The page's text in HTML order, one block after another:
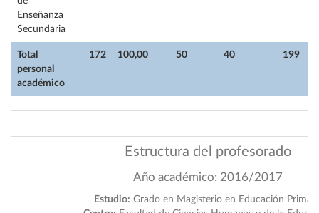
Total
personal
académico
172 100,00 50 40 199
Enseñanza
Secundaria
Estructura del profesorado
Año académico: 2016/2017
Estudio: Grado en Magisterio en Educación